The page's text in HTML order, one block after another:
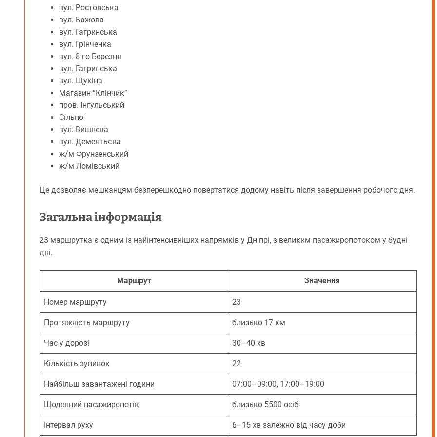
вул. Ростовська
вул. Бажова
вул. Гагринська
вул. Грінченка
вул. 8-го Березня
вул. Гагринська
вул. Щукіна
Магазин “Клінчик”
пров. Інгульський
Сільпо
вул. Вишнева
вул. Дементьєва
ж/м Фрунзенський
ж/м Ломівський
Це дозволяє мешканцям безперешкодно повертатися додому навіть після завершення робочого дня.
Загальна інформація
23 маршрутка є одним із найінтенсивніших напрямків у Дніпрі, з великим пасажиропотоком у будні
дні.
Маршрут Значення
Номер маршруту 23
Протяжність маршруту близько 17 км
Час у дорозі 30–40 хв
Кількість зупинок 22
Найбільш завантажені години 07:00–09:00, 17:00–19:00
Щоденний пасажиропотік близько 5500 осіб
Інтервал руху 6–15 хв залежно від часу доби